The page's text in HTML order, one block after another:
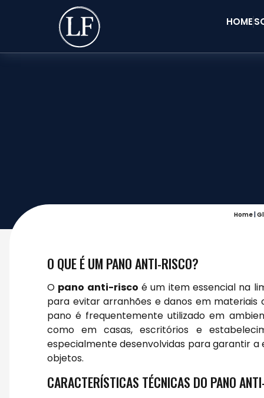
HOME
Home|
O QUE É UM PANO ANTI-RISCO?
O pano anti-risco é um item essencial na
para evitar arranhões e danos em materiais
pano é frequentemente utilizado em
como em casas, escritórios e
especialmente desenvolvidas para garantir
objetos.
CARACTERÍSTICAS TÉCNICAS DO PANO